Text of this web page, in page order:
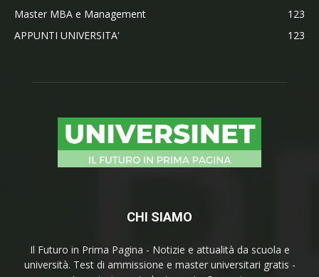
Master MBA e Management
123
APPUNTI UNIVERSITA'
123
CHI SIAMO
Il Futuro in Prima Pagina - Notizie e attualità da scuola e
università. Test di ammissione e master universitari gratis -